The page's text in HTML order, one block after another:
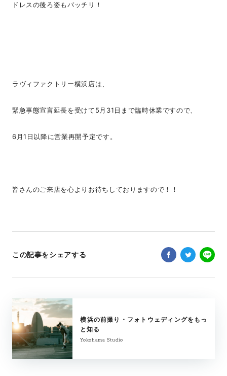
ドレスの後ろ姿もバッチリ！
ラヴィファクトリー横浜店は、
緊急事態宣言延長を受けて5月31日まで臨時休業ですので、
6月1日以降に営業再開予定です。
皆さんのご来店を心よりお待ちしておりますので！！
この記事をシェアする
横浜の前撮り・フォトウェディングをもっ
と知る
Yokohama Studio